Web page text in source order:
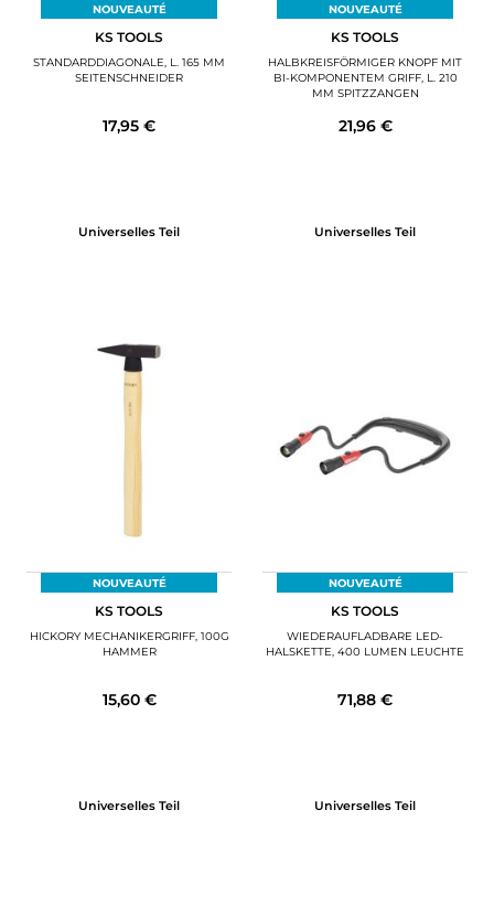
NOUVEAUTÉ
KS TOOLS
STANDARDDIAGONALE, L. 165 MM
SEITENSCHNEIDER
17,95 €
Universelles Teil
NOUVEAUTÉ
KS TOOLS
HALBKREISFÖRMIGER KNOPF MIT
BI-KOMPONENTEM GRIFF, L. 210
MM SPITZZANGEN
21,96 €
Universelles Teil
NOUVEAUTÉ
KS TOOLS
HICKORY MECHANIKERGRIFF, 100G
HAMMER
15,60 €
Universelles Teil
NOUVEAUTÉ
KS TOOLS
WIEDERAUFLADBARE LED-
HALSKETTE, 400 LUMEN LEUCHTE
71,88 €
Universelles Teil